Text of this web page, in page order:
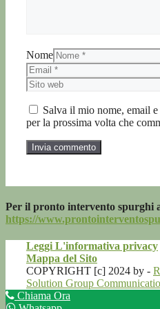
Nome
Salva il mio nome, email
per la prossima volta che
Per il pronto intervento spurghi
https://
Leggi L'informativa privacy
Mappa del Sito
COPYRIGHT [c] 2024 by -
Solution Group
Chiama Ora